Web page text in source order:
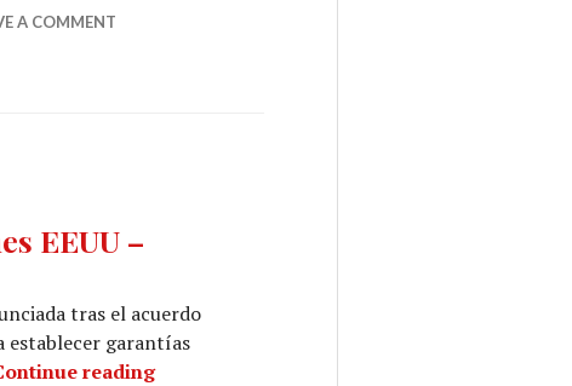
A COMMENT
EEUU –
tras el acuerdo
establecer garantías
reading¿Nuevas relaciones EEUU – Venezuela?